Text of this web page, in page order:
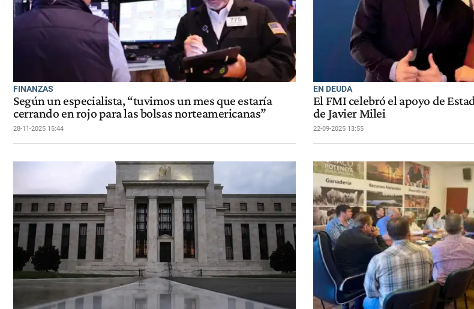
FINANZAS
Según un especialista, “tuvimos un mes que estaría
cerrando en rojo para las bolsas norteamericanas”
28-11-2025 15:44
EN DEUDA
El FMI celebró el apoyo de
de Javier Milei
22-09-2025 13:55